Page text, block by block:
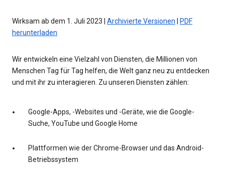
Wirksam ab dem 1. Juli 2023 | Archivierte Versionen
PDF
herunterladen
Wir entwickeln eine Vielzahl von Diensten, die Millionen von
Menschen Tag für Tag helfen, die Welt ganz neu zu entdecken
und mit ihr zu interagieren. Zu unseren Diensten zählen:
Google-Apps, -Websites und -Geräte, wie die Google-
Suche, YouTube und Google Home
Plattformen wie der Chrome-Browser und das Android-
Betriebssystem